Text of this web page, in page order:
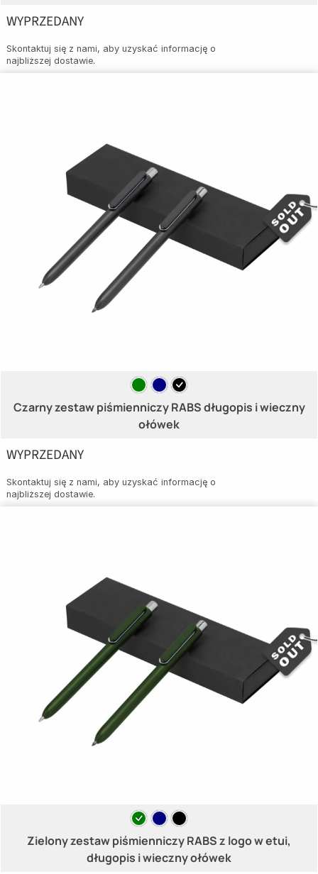
WYPRZEDANY
Skontaktuj się z nami, aby uzyskać informację o
najbliższej dostawie.
Czarny zestaw piśmienniczy RABS długopis i wieczny
ołówek
WYPRZEDANY
Skontaktuj się z nami, aby uzyskać informację o
najbliższej dostawie.
Zielony zestaw piśmienniczy RABS z logo w etui,
długopis i wieczny ołówek